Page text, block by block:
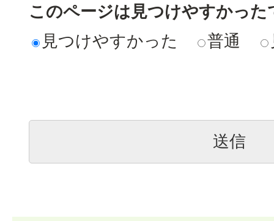
このページは見つけやすかった
見つけやすかった
普通